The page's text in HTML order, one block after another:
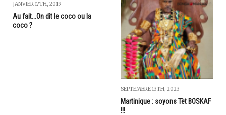
JANVIER 17TH, 2019
Au fait...On dit le coco ou la
coco ?
SEPTEMBRE 13TH, 2023
Martinique : soyons Tèt BOSKAF
!!!